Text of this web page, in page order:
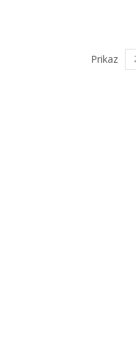
Prikaz